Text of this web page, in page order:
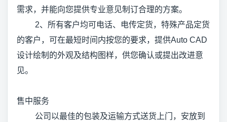
需求，并能向您提供专业意见制订合理的方案。
2、所有客户均可电话、电传定货，特殊产品定货
的客户，可在最短时间内按您的要求，提供Auto CAD
设计绘制的外观及结构图样，供您确认或提出改进意
见。
售中服务
公司以最佳的包装及运输方式送货上门，安放到